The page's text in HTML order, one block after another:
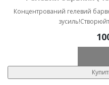
Концентрований гелевий